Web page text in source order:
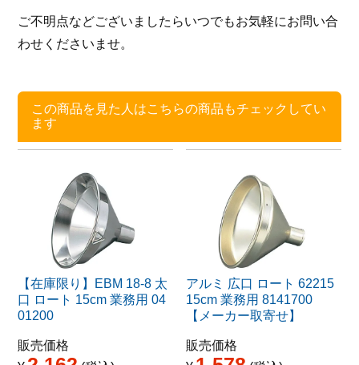
ご不明点などございましたらいつでもお気軽にお問い合
わせくださいませ。
この商品を見た人はこちらの商品もチェックしてい
ます
【在庫限り】EBM 18-8 太
口 ロート 15cm 業務用 04
01200
販売価格
アルミ 広口 ロート 62215
15cm 業務用 8141700
【メーカー取寄せ】
販売価格